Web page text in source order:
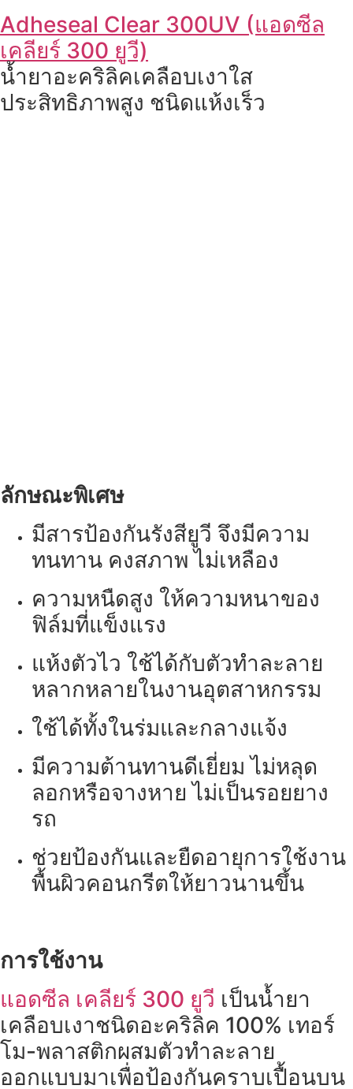
Adheseal Clear 300UV (แอดซีล
เคลียร์ 300 ยูวี)
น้ำยาอะคริลิคเคลือบเงาใส
ประสิทธิภาพสูง ชนิดแห้งเร็ว
ลักษณะพิเศษ
มีสารป้องกันรังสียูวี จึงมีความ
ทนทาน คงสภาพ ไม่เหลือง
ความหนืดสูง ให้ความหนาของ
ฟิล์มที่แข็งแรง
แห้งตัวไว ใช้ได้กับตัวทำละลาย
หลากหลายในงานอุตสาหกรรม
ใช้ได้ทั้งในร่มและกลางแจ้ง
มีความต้านทานดีเยี่ยม ไม่หลุด
ลอกหรือจางหาย ไม่เป็นรอยยาง
รถ
ช่วยป้องกันและยืดอายุการใช้งาน
พื้นผิวคอนกรีตให้ยาวนานขึ้น
การใช้งาน
แอดซีล เคลียร์ 300 ยูวี เป็นน้ำยา
เคลือบเงาชนิดอะคริลิค 100% เทอร์
โม-พลาสติกผสมตัวทำละลาย
ออกแบบมาเพื่อป้องกันคราบเปื้อนบน